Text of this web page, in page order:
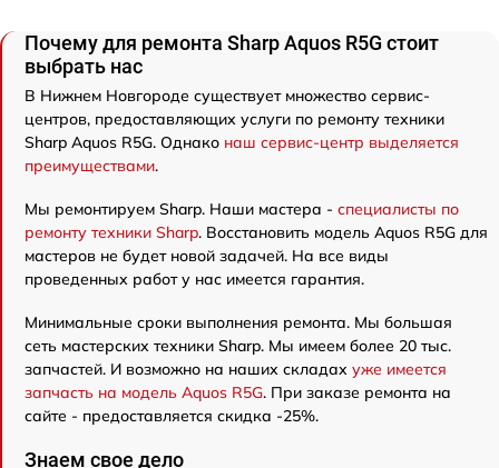
Почему для ремонта Sharp Aquos R5G стоит
выбрать нас
В Нижнем Новгороде существует множество сервис-
центров, предоставляющих услуги по ремонту техники
Sharp Aquos R5G. Однако наш сервис-центр выделяется
преимуществами.
Мы ремонтируем Sharp. Наши мастера - специалисты по
ремонту техники Sharp. Восстановить модель Aquos R5G для
мастеров не будет новой задачей. На все виды
проведенных работ у нас имеется гарантия.
Минимальные сроки выполнения ремонта. Мы большая
сеть мастерских техники Sharp. Мы имеем более 20 тыс.
запчастей. И возможно на наших складах уже имеется
запчасть на модель Aquos R5G. При заказе ремонта на
сайте - предоставляется скидка -25%.
Знаем свое дело